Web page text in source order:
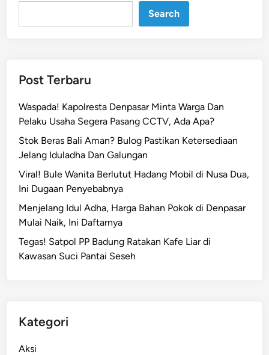
Search
Post Terbaru
Waspada! Kapolresta Denpasar Minta Warga Dan
Pelaku Usaha Segera Pasang CCTV, Ada Apa?
Stok Beras Bali Aman? Bulog Pastikan Ketersediaan
Jelang Iduladha Dan Galungan
Viral! Bule Wanita Berlutut Hadang Mobil di Nusa Dua,
Ini Dugaan Penyebabnya
Menjelang Idul Adha, Harga Bahan Pokok di Denpasar
Mulai Naik, Ini Daftarnya
Tegas! Satpol PP Badung Ratakan Kafe Liar di
Kawasan Suci Pantai Seseh
Kategori
Aksi